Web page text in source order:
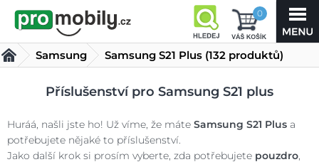
0
Samsung Samsung S21 Plus (132 produktů)
Příslušenství pro Samsung S21 plus
Huráá, našli jste ho! Už víme, že máte Samsung S21 Plusa
potřebujete nějaké to příslušenství.
Jako další krok si prosím vyberte, zda potřebujetepouzdro,